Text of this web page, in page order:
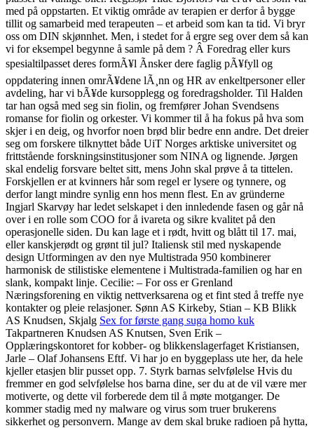
med på oppstarten. Et viktig område av terapien er derfor å bygge
tillit og samarbeid med terapeuten – et arbeid som kan ta tid. Vi bryr
oss om DIN skjønnhet. Men, i stedet for å ergre seg over dem så kan
vi for eksempel begynne å samle på dem ? Â Foredrag eller kurs
spesialtilpasset deres formÃ¥l Ãnsker dere faglig pÃ¥fyll og
oppdatering innen omrÃ¥dene lÃ¸nn og HR av enkeltpersoner eller
avdeling, har vi bÃ¥de kursopplegg og foredragsholder. Til Halden
tar han også med seg sin fiolin, og fremfører Johan Svendsens
romanse for fiolin og orkester. Vi kommer til å ha fokus på hva som
skjer i en deig, og hvorfor noen brød blir bedre enn andre. Det dreier
seg om forskere tilknyttet både UiT Norges arktiske universitet og
frittstående forskningsinstitusjoner som NINA og lignende. Jørgen
skal endelig forsvare beltet sitt, mens John skal prøve å ta tittelen.
Forskjellen er at kvinners hår som regel er lysere og tynnere, og
derfor langt mindre synlig enn hos menn flest. En av gründerne
Ingjarl Skarvøy har ledet selskapet i den innledende fasen og går nå
over i en rolle som COO for å ivareta og sikre kvalitet på den
operasjonelle siden. Du kan lage et i rødt, hvitt og blått til 17. mai,
eller kanskjerødt og grønt til jul? Italiensk stil med nyskapende
design Utformingen av den nye Multistrada 950 kombinerer
harmonisk de stilistiske elementene i Multistrada-familien og har en
slank, kompakt linje. Cecilie: – For oss er Grenland
Næringsforening en viktig nettverksarena og et fint sted å treffe nye
kontakter og pleie relasjoner. Sønn AS Kirkeby, Stian – KB Blikk
AS Knudsen, Skjalg Sex for første gang suga homo kuk
Takpartneren Knudsen AS Knutsen, Sven Erik –
Opplæringskontoret for kobber- og blikkenslagerfaget Kristiansen,
Jarle – Olaf Johansens Eftf. Vi har jo en byggeplass ute her, da hele
kjeller etasjen blir pusset opp. 7. Styrk barnas selvfølelse Hvis du
fremmer en god selvfølelse hos barna dine, ser du at de vil være mer
motiverte, og dette vil forberede dem til å møte motganger. De
kommer stadig med ny malware og virus som truer brukerens
sikkerhet og personvern. Mange av dem skal bruke radioen på hytta,